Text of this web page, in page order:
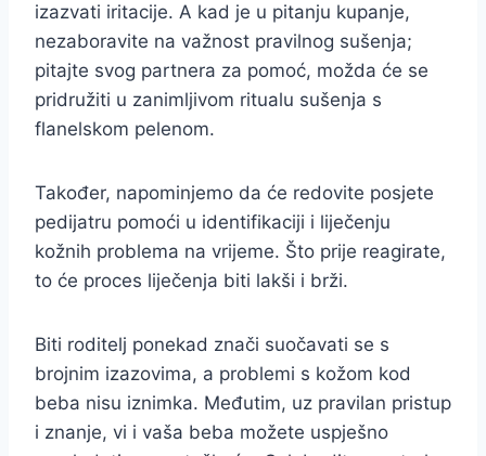
izazvati iritacije. A kad je u pitanju kupanje,
nezaboravite na važnost pravilnog sušenja;
pitajte svog partnera za pomoć, možda će se
pridružiti u zanimljivom ritualu sušenja s
flanelskom pelenom.
Također, napominjemo da će redovite posjete
pedijatru pomoći u identifikaciji i liječenju
kožnih problema na vrijeme. Što prije reagirate,
to će proces liječenja biti lakši i brži.
Biti roditelj ponekad znači suočavati se s
brojnim izazovima, a problemi s kožom kod
beba nisu iznimka. Međutim, uz pravilan pristup
i znanje, vi i vaša beba možete uspješno